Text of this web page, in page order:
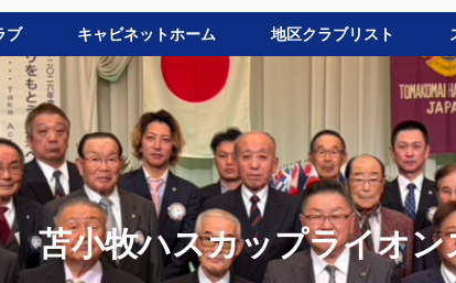
ブ キャビネットホーム 地区クラブリスト
苫小牧ハスカップライオン